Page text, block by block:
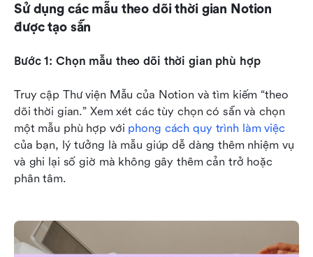
Sử dụng các mẫu theo dõi thời gian Notion
được tạo sẵn
Bước 1: Chọn mẫu theo dõi thời gian phù hợp
Truy cập Thư viện Mẫu của Notion và tìm kiếm “theo
dõi thời gian.” Xem xét các tùy chọn có sẵn và chọn
một mẫu phù hợp với phong cách quy trình làm việc
của bạn, lý tưởng là mẫu giúp dễ dàng thêm nhiệm vụ
và ghi lại số giờ mà không gây thêm cản trở hoặc
phân tâm.